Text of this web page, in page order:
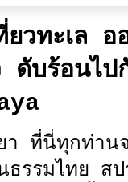
วทะเล อ
ดับร้อนไ
า ที่นี่ทุกท่าน
ธรรมไทย